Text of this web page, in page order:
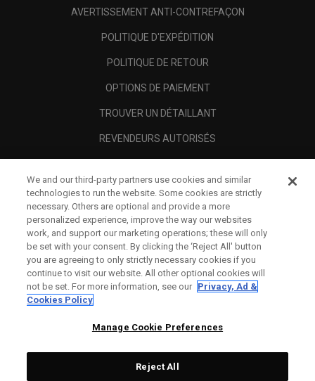
AVERTISSEMENT ANTI-CONTREFAÇON
POLITIQUE D'EXPÉDITION
POLITIQUE DE RETOUR
OPTIONS DE PAIEMENT
TROUVER UN DÉTAILLANT
REVENDEURS AUTORISÉS
A PROPOS
MENTIONS LÉGALES
We and our third-party partners use cookies and similar
technologies to run the website. Some cookies are strictly
necessary. Others are optional and provide a more
personalized experience, improve the way our websites
work, and support our marketing operations; these will only
be set with your consent. By clicking the ‘Reject All' button
you are agreeing to only strictly necessary cookies if you
continue to visit our website. All other optional cookies will
not be set. For more information, see our Privacy, Ad &
Cookies Policy
Manage Cookie Preferences
Reject All